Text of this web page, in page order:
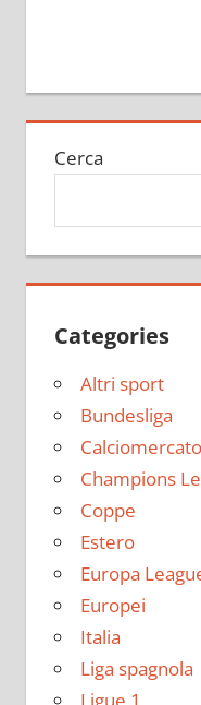
Cerca
Categories
Altri sport
Bundesliga
Calciomercato
Champions
Coppe
Estero
Europa
Europei
Italia
Liga spagnola